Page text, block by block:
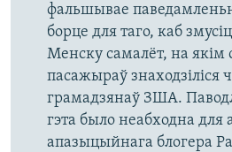
фальшывае
борце для таго, каб
Менску самалёт, на якім
пасажыраў знаходзіліся
грамадзянаў ЗША.
гэта было неабходна для
апазыцыйнага блогера